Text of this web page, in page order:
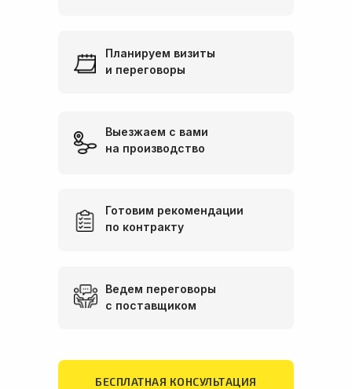
Ведем переговоры
с поставщиком
Готовим рекомендации
по контракту
Выезжаем с вами
на производство
БЕСПЛАТНАЯ КОНСУЛЬТАЦИЯ
Планируем визиты
и переговоры